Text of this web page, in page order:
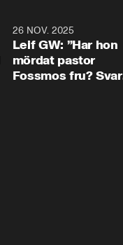
26 NOV. 2025
Leif GW: ”Har hon
mördat pastor
Fossmos fru? Svar